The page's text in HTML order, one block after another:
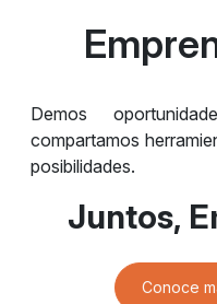
Demos
compartamos
posibilidades.
Juntos,
Conoce